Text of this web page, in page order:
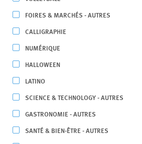
FOIRES & MARCHÉS - AUTRES
CALLIGRAPHIE
NUMÉRIQUE
HALLOWEEN
LATINO
SCIENCE & TECHNOLOGY - AUTRES
GASTRONOMIE - AUTRES
SANTÉ & BIEN-ÊTRE - AUTRES